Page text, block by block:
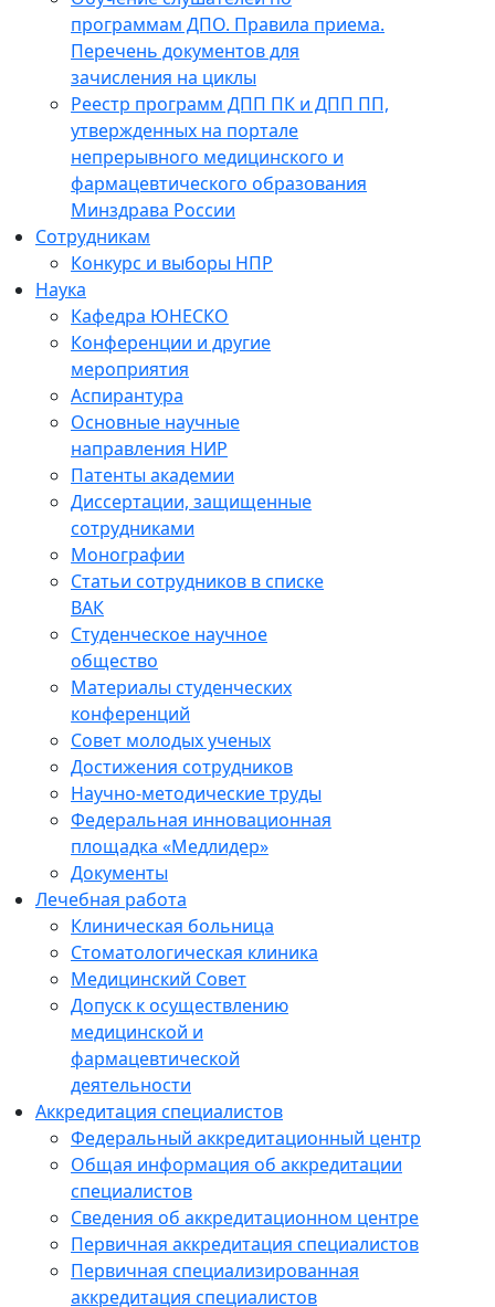
программам ДПО. Правила приема.
Перечень документов для
зачисления на циклы
Реестр программ ДПП ПК и ДПП ПП,
утвержденных на портале
непрерывного медицинского и
фармацевтического образования
Минздрава России
Сотрудникам
Конкурс и выборы НПР
Наука
Кафедра ЮНЕСКО
Конференции и другие
мероприятия
Аспирантура
Основные научные
направления НИР
Патенты академии
Диссертации, защищенные
сотрудниками
Монографии
Статьи сотрудников в списке
ВАК
Студенческое научное
общество
Материалы студенческих
конференций
Совет молодых ученых
Достижения сотрудников
Научно-методические труды
Федеральная инновационная
площадка «Медлидер»
Документы
Лечебная работа
Клиническая больница
Стоматологическая клиника
Медицинский Совет
Допуск к осуществлению
медицинской и
фармацевтической
деятельности
Аккредитация специалистов
Федеральный аккредитационный центр
Общая информация об аккредитации
специалистов
Сведения об аккредитационном центре
Первичная аккредитация специалистов
Первичная специализированная
аккредитация специалистов